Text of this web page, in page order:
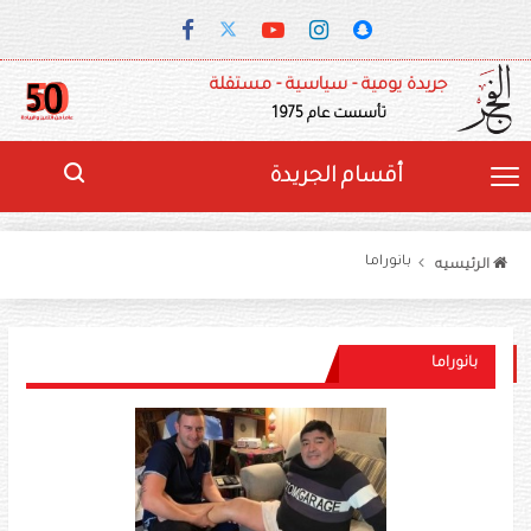
جريدة يومية - سياسية - مستقلة
تأسست عام 1975
أقسام الجريدة
الرئيسيه بانوراما
بانوراما